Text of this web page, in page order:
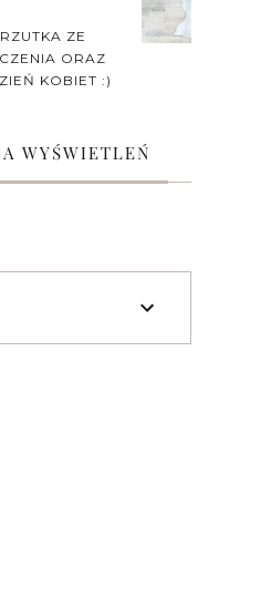
ZE
ORAZ
KOBIET :)
WYŚWIETLEŃ